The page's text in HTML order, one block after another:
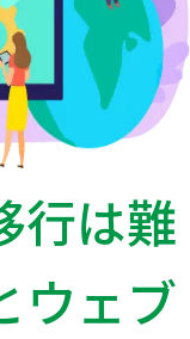
行は難
ウェブ